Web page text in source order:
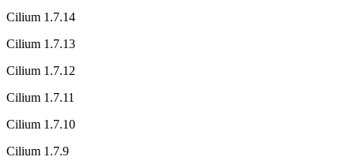
Cilium 1.7.14
Cilium 1.7.13
Cilium 1.7.12
Cilium 1.7.11
Cilium 1.7.10
Cilium 1.7.9